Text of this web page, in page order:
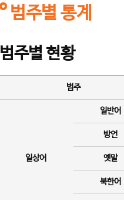
범주별 통계
범주별 현황
범주
일상어
일반어
방언
옛말
북한어